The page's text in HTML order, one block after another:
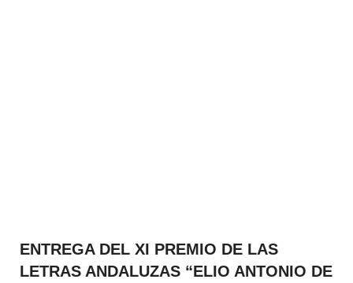
ENTREGA DEL XI PREMIO DE LAS
LETRAS ANDALUZAS “ELIO ANTONIO DE